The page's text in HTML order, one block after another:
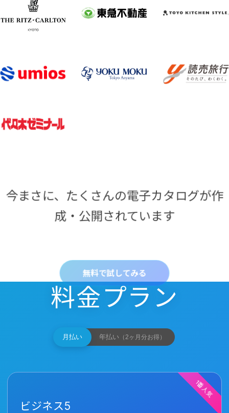
今まさに、たくさんの電子カタログが作
成・公開されています
無料で試してみる
料金プラン
月払い 年払い （2ヶ月分お得）
1番人気
ビジネス5